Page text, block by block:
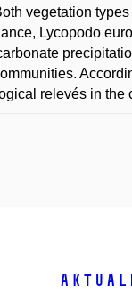
vegetation
Lycopodo
relevés in the